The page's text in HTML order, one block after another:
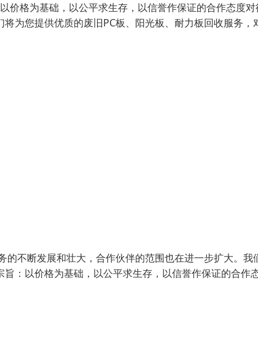
价格为基础，以公平求生存，以信誉作保证的合作态度
为您提供优质的废旧PC板、阳光板、耐力板回收服务，
不断发展和壮大，合作伙伴的范围也在进一步扩大。我
：以价格为基础，以公平求生存，以信誉作保证的合作